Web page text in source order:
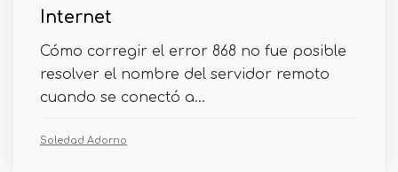
Internet
Cómo corregir el error 868 no fue posible
resolver el nombre del servidor remoto
cuando se conectó a...
Soledad Adorno